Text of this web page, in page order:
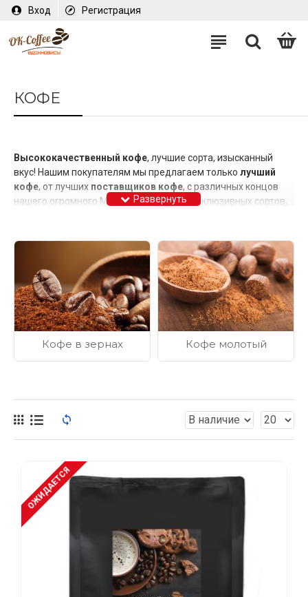
Вход Регистрация
КОФЕ
Высококачественный кофе, лучшие сорта, изысканный
вкус! Нашим покупателям мы предлагаем только лучший
кофе, от лучших поставщиков кофе, с различных концов
нашего огромного Мира,кофесамых эксклюзивных сортов,
занимаемсярозничными и оптовыми продажами кофе,
поэтому предлагаем оптимальные цены и гарантируем
высокое качество своей продукции, т.к. она минует
сторонние компании, не залеживаясь на их складах годами,
перед реализацией.
Нет ничего лучше, чем начинать свой день счашечки
ароматного кофе или чая
! Не стоит отказывать себе в
расположиться поудобнее в кресле, в уюте и тепле, и
неспеша, с большим наслаждением, испить кофейку,
вспоминая самые яркие моменты своей жизни.
придает сил и энергии, других расслабляет и
умиротворяет, третьимвкус и аромат кофе
просто дает
море положительных эмоций. Выберите
сорт кофе
вам наиболее по душе, и ваша жизнь раскрасится в новые
яркие краски!
Кофе в зернах Кофе молотый
ОЖИДАЕТСЯ